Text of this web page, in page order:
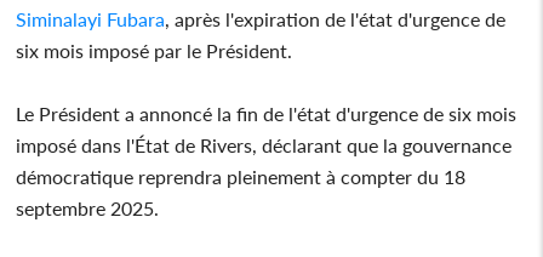
Siminalayi Fubara , après l'expiration de l'état d'urgence de
six mois imposé par le Président.
Le Président a annoncé la fin de l'état d'urgence de six mois
imposé dans l'État de Rivers, déclarant que la gouvernance
démocratique reprendra pleinement à compter du 18
septembre 2025.